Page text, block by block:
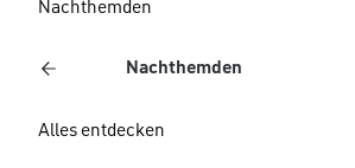
Nachthemden
Nachthemden
Alles entdecken